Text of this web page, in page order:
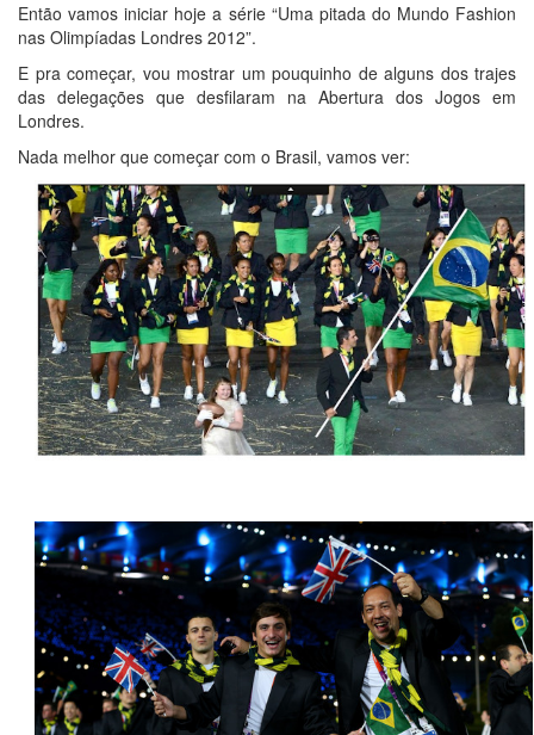
Então vamos iniciar hoje a série “Uma pitada do Mundo Fashion
nas Olimpíadas Londres 2012”.
E pra começar, vou mostrar um pouquinho de alguns dos trajes
das delegações que desfilaram na Abertura dos Jogos em
Londres.
Nada melhor que começar com o Brasil, vamos ver: